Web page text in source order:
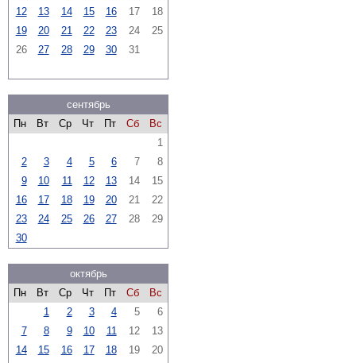
12
13 14 15 16 17
18
19
20 21 22 23 24
25
26
27 28 29 30 31
сентябрь
Пн
Вт Ср Чт Пт Сб
Вс
1
2
3 4 5 6 7
8
9
10 11 12 13 14
15
16
17 18 19 20 21
22
23
24 25 26 27 28
29
30
октябрь
Пн
Вт Ср Чт Пт Сб
Вс
1
2 3 4 5
6
7
8 9 10 11 12
13
14
15 16 17 18 19 20